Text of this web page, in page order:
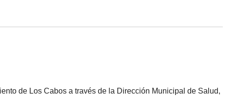
de Los Cabos a través de la Dirección Municipal de Salud,